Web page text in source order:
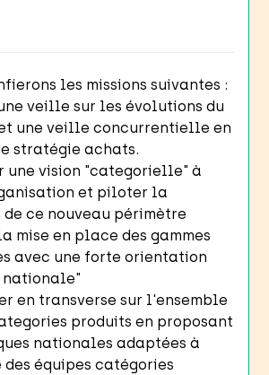
les missions suivantes :
veille sur les évolutions du
une veille concurrentielle en
stratégie achats.
une vision "categorielle" à
et piloter la
ce nouveau périmètre
mise en place des gammes
avec une forte orientation
nationale"
en transverse sur l'ensemble
produits en proposant
nationales adaptées à
des équipes catégories